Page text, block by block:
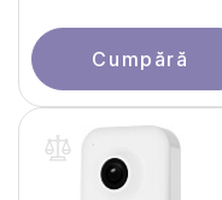
Cumpără